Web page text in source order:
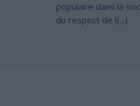
populaire dans la
du respect de l(...)